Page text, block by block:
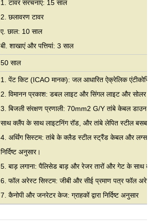
1. टावर संरचनाएं: 15 साल
2. छलावरण टावर
ए. छाल: 10 साल
बी. शाखाएं और पत्तियां: 3 साल
50 साल
1. पेंट किट (ICAO मानक): जल आधारित ऐक्रेलिक
2. विमानन प्रकाश: डबल लाइट और सिंगल लाइट और सोलर
3. बिजली संरक्षण प्रणाली: 70mm2 G/Y तांबे केबल डाउन
साथ क्लैंप के साथ लाइटनिंग रॉड, और तांबे लेपित स्टील बसबार या
4. अर्थिंग सिस्टम: तांबे के क्लैड स्टील स्ट्रैंड केबल और लग्स आदि
निर्दिष्ट अनुसार।
5. बाड़ लगाना: पैलिसेड बाड़ और रेजर तारों और गेट के साथ
6. फॉल अरेस्ट सिस्टम: जीबी और सीई प्रमाण पत्र फॉल
7. कैनोपी और जनरेटर केज: ग्राहकों द्वारा निर्दिष्ट अनुसार